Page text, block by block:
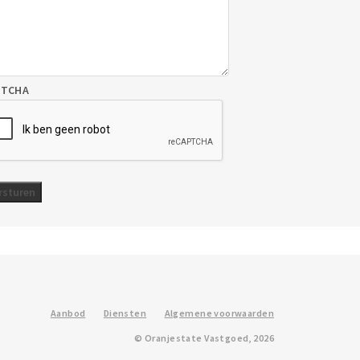
Aanbod Diensten Algemene voorwaarden
© Oranjestate Vastgoed, 2026